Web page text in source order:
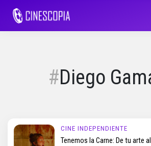
Diego
CINE INDEPENDIENTE
Tenemos la Carne: De tu arte